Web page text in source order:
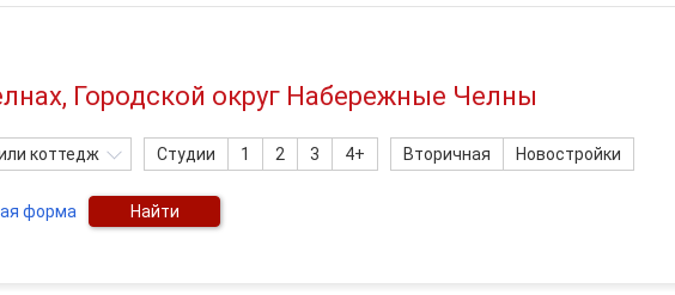
Городской округ Набережные Челны
коттедж Студии 1 2 3 4+ Вторичная Новостройки
форма Найти